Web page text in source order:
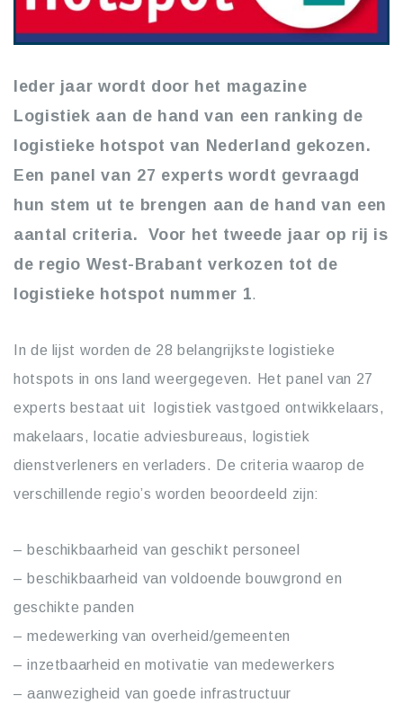
Ieder jaar wordt door het magazine
Logistiek aan de hand van een ranking de
logistieke hotspot van Nederland gekozen.
Een panel van 27 experts wordt gevraagd
hun stem ut te brengen aan de hand van een
aantal criteria. Voor het tweede jaar op rij is
de regio West-Brabant verkozen tot de
logistieke hotspot nummer 1.
In de lijst worden de 28 belangrijkste logistieke
hotspots in ons land weergegeven. Het panel van 27
experts bestaat uit logistiek vastgoed ontwikkelaars,
makelaars, locatie adviesbureaus, logistiek
dienstverleners en verladers. De criteria waarop de
verschillende regio’s worden beoordeeld zijn:
– beschikbaarheid van geschikt personeel
– beschikbaarheid van voldoende bouwgrond en
geschikte panden
– medewerking van overheid/gemeenten
– inzetbaarheid en motivatie van medewerkers
– aanwezigheid van goede infrastructuur